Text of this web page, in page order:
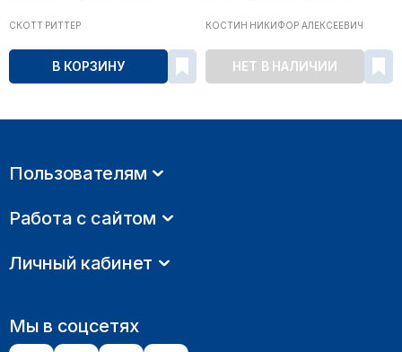
СКОТТ РИТТЕР
В КОРЗИНУ
КОСТИН НИКИФОР АЛЕКСЕЕВИЧ
НЕТ В НАЛИЧИИ
Пользователям
Работа с сайтом
Личный кабинет
Мы в соцсетях